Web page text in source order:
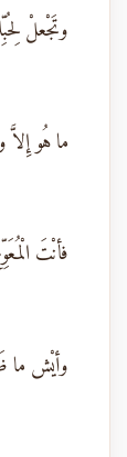
وتَجْعلْ
ما هُو
فأنْتَ
وأيْش ما